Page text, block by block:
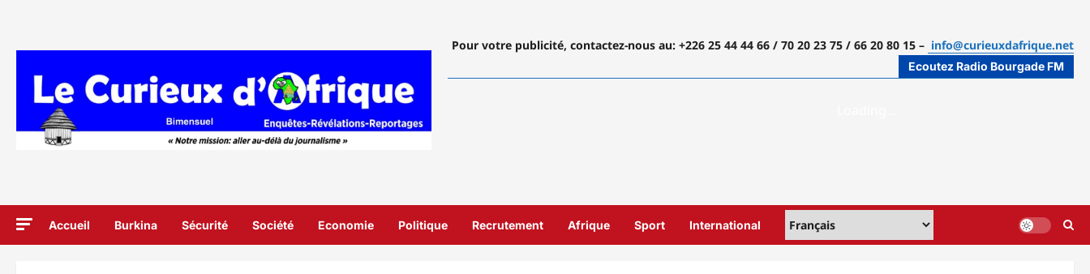
Pour votre publicité, contactez-nous au: +226 25 44 44 66 / 70 20 23 75 / 66 20 80 15 – info@curieuxdafrique.net
Ecoutez Radio Bourgade FM
Accueil Burkina Sécurité Société Economie Politique Recrutement Afrique Sport International